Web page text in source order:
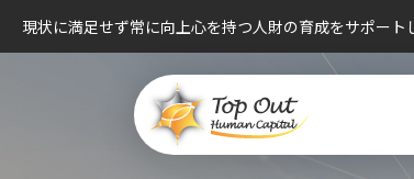
現状に満足せず常に向上心を持つ人財の育成をサポート